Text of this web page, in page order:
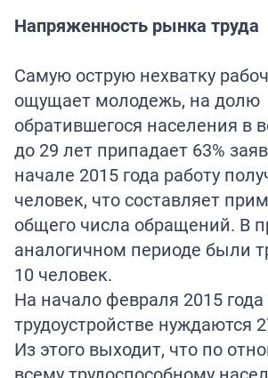
Напряженность рынка труда
Самую острую нехватку
ощущает молодежь, на долю
обратившегося населения в
до 29 лет припадает 63%
начале 2015 года работу
человек, что составляет
общего числа обращений. В
аналогичном периоде были
10 человек.
На начало февраля 2015 года
трудоустройстве нуждаются
Из этого выходит, что по